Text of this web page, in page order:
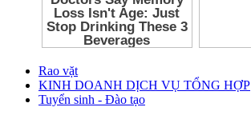
Rao vặt
KINH DOANH DỊCH VỤ TỔNG HỢP
Tuyển sinh - Đào tạo